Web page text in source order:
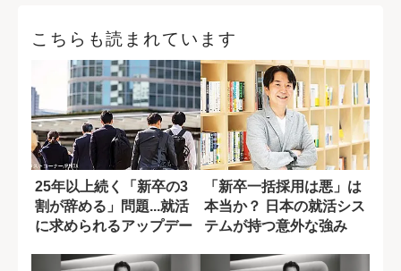
こちらも読まれています
25年以上続く「新卒の3
割が辞める」問題...就活
に求められるアップデー
「新卒一括採用は悪」は
本当か？ 日本の就活シス
テムが持つ意外な強み